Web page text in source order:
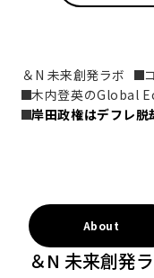
＆N 未来創発ラボ
木内登英のGlobal
岸田政権はデフレ脱
About
＆N 未来創発